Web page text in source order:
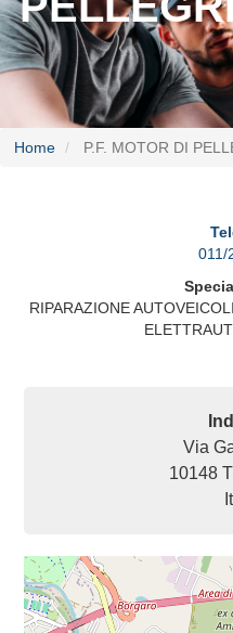
Home P.F. MOTOR DI
011/
RIPARAZIONE
Via
10148